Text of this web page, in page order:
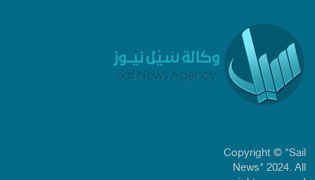
Copyright © "Sail
News" 2024. All